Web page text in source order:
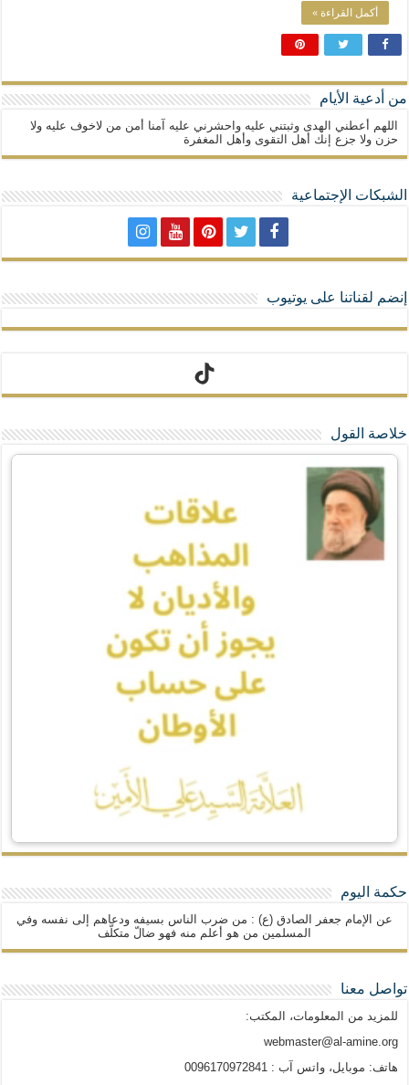
أكمل القراءة »
من أدعية الأيام
اللهم أعطني الهدى وثبتني عليه واحشرني عليه آمنا أمن من لاخوف عليه ولا
حزن ولا جزع إنك أهل التقوى وأهل المغفرة
الشبكات الإجتماعية
إنضم لقناتنا على يوتيوب
تيك توك
خلاصة القول
حكمة اليوم
عن الإمام جعفر الصادق (ع) : من ضرب الناس بسيفه ودعاهم إلى نفسه وفي
المسلمين من هو أعلم منه فهو ضالّ متكلّف
تواصل معنا
للمزيد من المعلومات، المكتب:
webmaster@al-amine.org
هاتف: موبايل، واتس آب : 0096170972841